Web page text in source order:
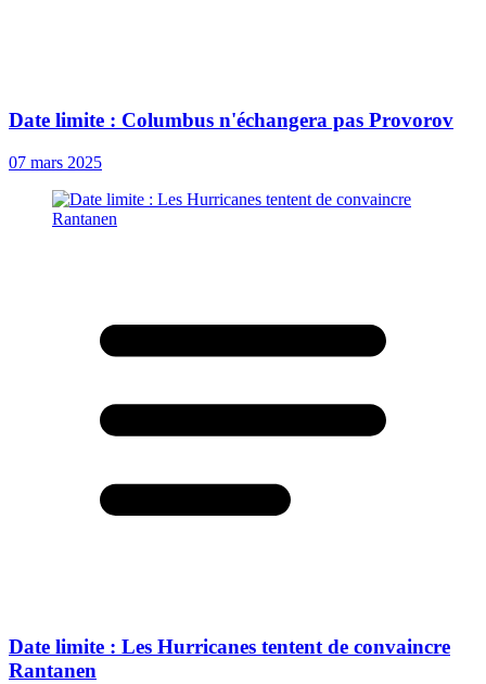
Date limite : Columbus n'échangera pas Provorov
07 mars 2025
Date limite : Les Hurricanes tentent de convaincre
Rantanen